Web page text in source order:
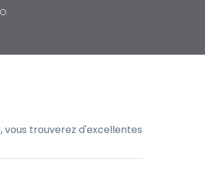
vous trouverez d'excellentes